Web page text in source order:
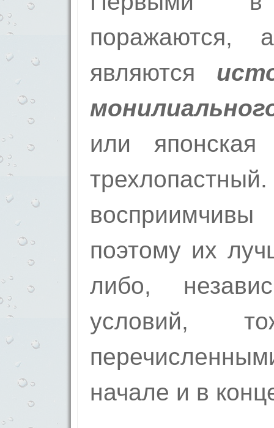
являются
или
поэтому их
либо,
условий,
начале и в